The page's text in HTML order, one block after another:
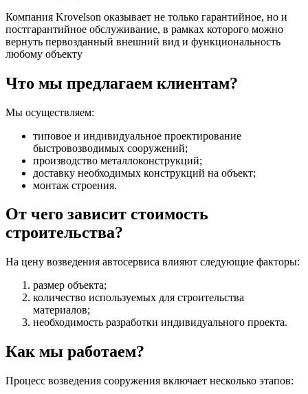
Компания Krovelson оказывает не только гарантийное, но и
постгарантийное обслуживание, в рамках которого можно
вернуть первозданный внешний вид и функциональность
любому объекту
Что мы предлагаем клиентам?
Мы осуществляем:
типовое и индивидуальное проектирование
быстровозводимых сооружений;
производство металлоконструкций;
доставку необходимых конструкций на объект;
монтаж строения.
От чего зависит стоимость
строительства?
На цену возведения автосервиса влияют следующие факторы:
размер объекта;
количество используемых для строительства
материалов;
необходимость разработки индивидуального проекта.
Как мы работаем?
Процесс возведения сооружения включает несколько этапов: